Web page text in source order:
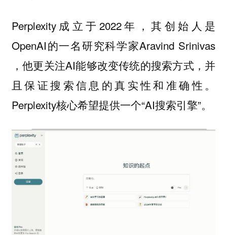
Perplexity成立于2022年，其创始人是
OpenAI的一名研究科学家Aravind Srinivas
，他更关注AI能够改变传统的搜索方式，并
且保证搜索信息的真实性和准确性。
Perplexity核心希望提供一个“AI搜索引擎”。